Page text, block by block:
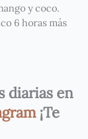
y coco.
6 horas más
diarias en
¡Te